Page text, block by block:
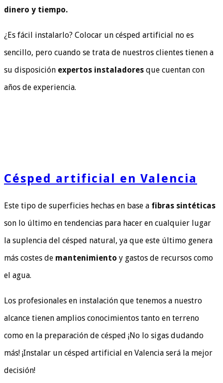
dinero y tiempo.
¿Es fácil instalarlo? Colocar un césped artificial no es
sencillo, pero cuando se trata de nuestros clientes tienen a
su disposición expertos instaladores que cuentan con
años de experiencia.
Césped artificial en Valencia
Este tipo de superficies hechas en base a fibras sintéticas
son lo último en tendencias para hacer en cualquier lugar
la suplencia del césped natural, ya que este último genera
más costes de mantenimiento y gastos de recursos como
el agua.
Los profesionales en instalación que tenemos a nuestro
alcance tienen amplios conocimientos tanto en terreno
como en la preparación de césped ¡No lo sigas dudando
más! ¡Instalar un césped artificial en Valencia será la mejor
decisión!